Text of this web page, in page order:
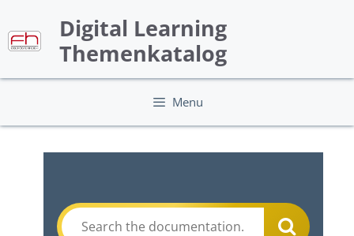
content
Digital Learning
Themenkatalog
Menu